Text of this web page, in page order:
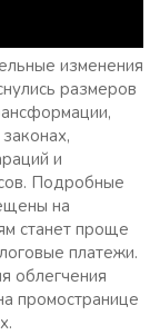
изменения
размеров
и
Подробные
на
станет проще
платежи.
облегчения
промостранице